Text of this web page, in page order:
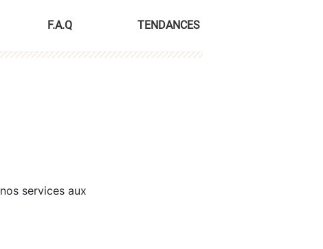
F.A.Q TENDANCES
services aux